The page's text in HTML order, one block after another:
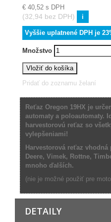
€ 40,52 s DPH
(32,94 bez DPH) i
Vyššie uplatnené DPH je
Množstvo
Vložiť do košíka
Pridať do zoznamu želaní
Reťaz Oregon 19HX je
automaty a poloautomaty.
harvestorovú reťaz so
vylepšeniami!
Harvestorová reťaz
Deere, Vimek, Rottne,
mnoho ďalších.
(nie je možné použiť pre
DETAILY